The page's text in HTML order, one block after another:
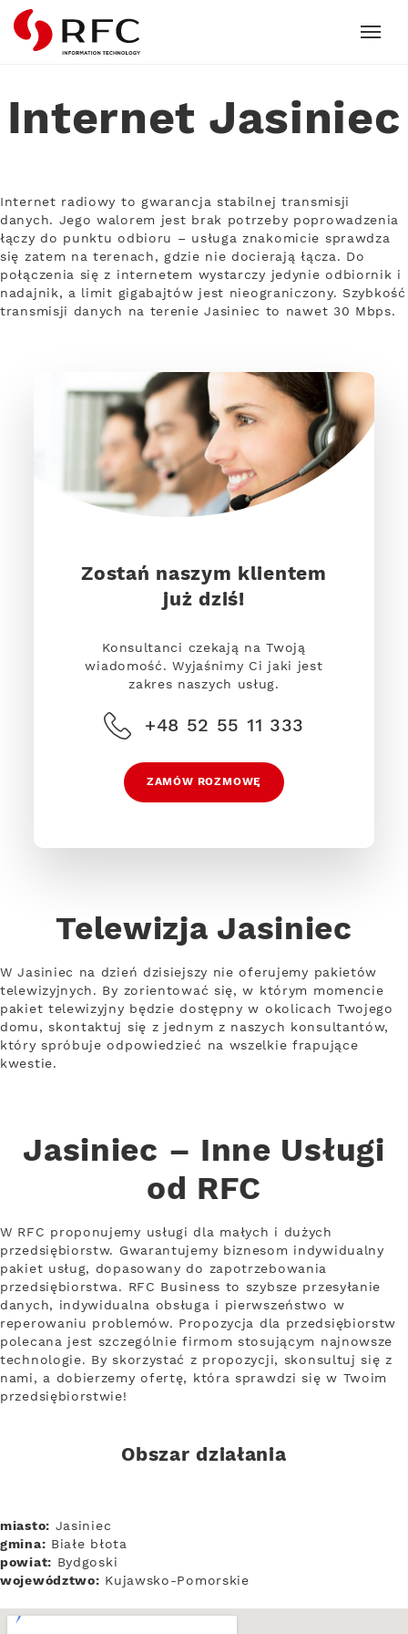
RFC
Internet Jasiniec
Internet radiowy to gwarancja stabilnej transmisji
danych. Jego walorem jest brak potrzeby poprowadzenia
łączy do punktu odbioru – usługa znakomicie sprawdza
się zatem na terenach, gdzie nie docierają łącza. Do
połączenia się z internetem wystarczy jedynie odbiornik i
nadajnik, a limit gigabajtów jest nieograniczony. Szybkość
transmisji danych na terenie Jasiniec to nawet 30 Mbps.
Zostań naszym klientem
już dziś!
Konsultanci czekają na Twoją
wiadomość. Wyjaśnimy Ci jaki jest
zakres naszych usług.
+48 52 55 11 333
ZAMÓW ROZMOWĘ
Telewizja Jasiniec
W Jasiniec na dzień dzisiejszy nie oferujemy pakietów
telewizyjnych. By zorientować się, w którym momencie
pakiet telewizyjny będzie dostępny w okolicach Twojego
domu, skontaktuj się z jednym z naszych konsultantów,
który spróbuje odpowiedzieć na wszelkie frapujące
kwestie.
Jasiniec – Inne Usługi
od RFC
W RFC proponujemy usługi dla małych i dużych
przedsiębiorstw. Gwarantujemy biznesom indywidualny
pakiet usług, dopasowany do zapotrzebowania
przedsiębiorstwa. RFC Business to szybsze przesyłanie
danych, indywidualna obsługa i pierwszeństwo w
reperowaniu problemów. Propozycja dla przedsiębiorstw
polecana jest szczególnie firmom stosującym najnowsze
technologie. By skorzystać z propozycji, skonsultuj się z
nami, a dobierzemy ofertę, która sprawdzi się w Twoim
przedsiębiorstwie!
Obszar działania
miasto: Jasiniec
gmina: Białe błota
powiat: Bydgoski
województwo: Kujawsko-Pomorskie